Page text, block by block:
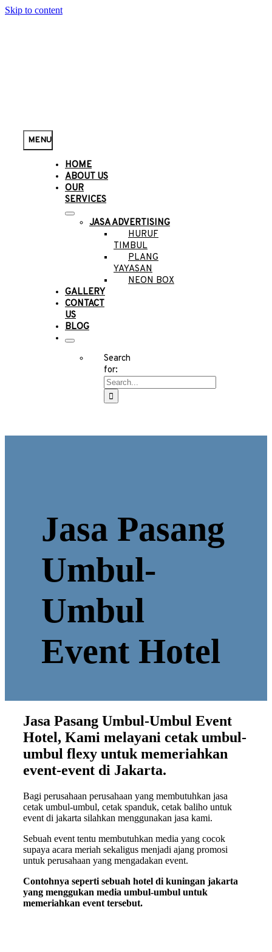
Skip to content
MENU
HOME
ABOUT US
OUR
SERVICES
JASA ADVERTISING
HURUF
TIMBUL
PLANG
YAYASAN
NEON BOX
GALLERY
CONTACT
US
BLOG
Search
for:
Jasa Pasang
Umbul-
Umbul
Event Hotel
Jasa Pasang Umbul-Umbul Event
Hotel, Kami melayani cetak umbul-
umbul flexy untuk memeriahkan
event-event di Jakarta.
Bagi perusahaan perusahaan yang membutuhkan jasa
cetak umbul-umbul, cetak spanduk, cetak baliho untuk
event di jakarta silahkan menggunakan jasa kami.
Sebuah event tentu membutuhkan media yang cocok
supaya acara meriah sekaligus menjadi ajang promosi
untuk perusahaan yang mengadakan event.
Contohnya seperti sebuah hotel di kuningan jakarta
yang menggukan media umbul-umbul untuk
memeriahkan event tersebut.